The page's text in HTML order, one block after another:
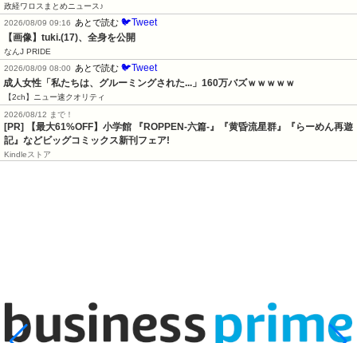
政経ワロスまとめニュース♪
2026/08/09 09:16
あとで読む 🐦Tweet
【画像】tuki.(17)、全身を公開
なんJ PRIDE
2026/08/09 08:00
あとで読む 🐦Tweet
成人女性「私たちは、グルーミングされた...」160万バズｗｗｗｗｗ
【2ch】ニュー速クオリティ
2026/08/12 まで！
[PR] 【最大61%OFF】小学館 『ROPPEN-六篇-』『黄昏流星群』『らーめん再遊
記』などビッグコミックス新刊フェア!
Kindleストア